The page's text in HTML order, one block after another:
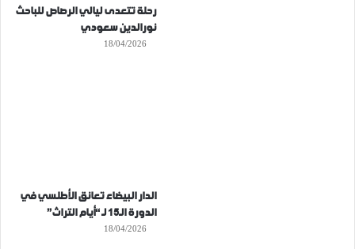
رحلة تتعدى ليالي الرصاص للباحث
نورالدين سعودي
18/04/2026
الدار البيضاء تعانق الأطلسي في
الدورة الـ15 لـ “أيام التراث”
18/04/2026